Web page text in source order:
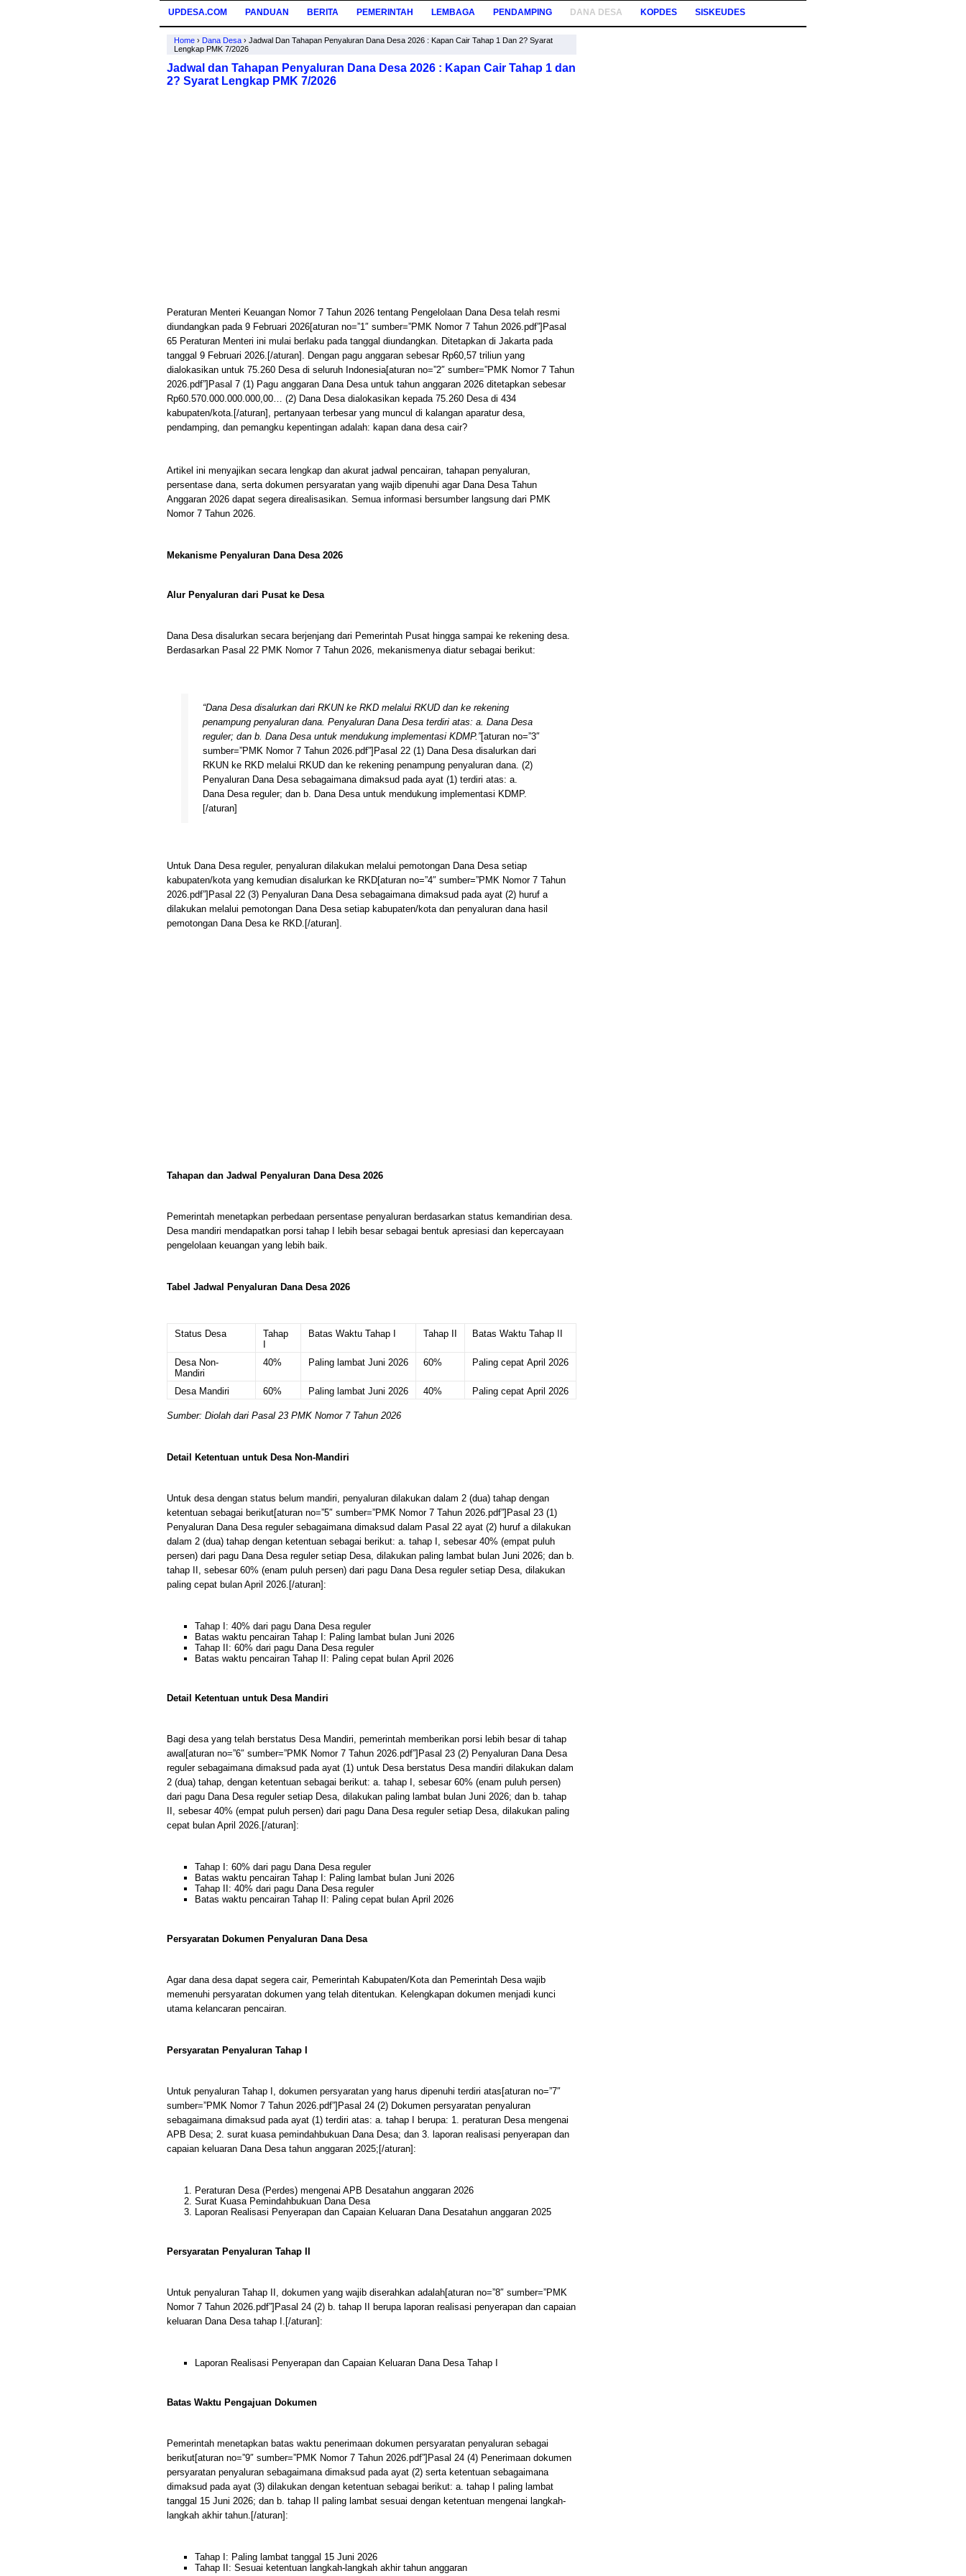
UPDESA.COM PANDUAN BERITA PEMERINTAH LEMBAGA PENDAMPING DANA DESA KOPDES SISKEUDES
Home › Dana Desa › Jadwal Dan Tahapan Penyaluran Dana Desa 2026 : Kapan Cair Tahap 1 Dan 2? Syarat
Lengkap PMK 7/2026
Jadwal dan Tahapan Penyaluran Dana Desa 2026 : Kapan Cair Tahap 1 dan
2? Syarat Lengkap PMK 7/2026
Peraturan Menteri Keuangan Nomor 7 Tahun 2026 tentang Pengelolaan Dana Desa telah resmi
diundangkan pada 9 Februari 2026[aturan no=”1″ sumber=”PMK Nomor 7 Tahun 2026.pdf”]Pasal
65 Peraturan Menteri ini mulai berlaku pada tanggal diundangkan. Ditetapkan di Jakarta pada
tanggal 9 Februari 2026.[/aturan]. Dengan pagu anggaran sebesar Rp60,57 triliun yang
dialokasikan untuk 75.260 Desa di seluruh Indonesia[aturan no=”2″ sumber=”PMK Nomor 7 Tahun
2026.pdf”]Pasal 7 (1) Pagu anggaran Dana Desa untuk tahun anggaran 2026 ditetapkan sebesar
Rp60.570.000.000.000,00… (2) Dana Desa dialokasikan kepada 75.260 Desa di 434
kabupaten/kota.[/aturan], pertanyaan terbesar yang muncul di kalangan aparatur desa,
pendamping, dan pemangku kepentingan adalah: kapan dana desa cair?
Artikel ini menyajikan secara lengkap dan akurat jadwal pencairan, tahapan penyaluran,
persentase dana, serta dokumen persyaratan yang wajib dipenuhi agar Dana Desa Tahun
Anggaran 2026 dapat segera direalisasikan. Semua informasi bersumber langsung dari PMK
Nomor 7 Tahun 2026.
Mekanisme Penyaluran Dana Desa 2026
Alur Penyaluran dari Pusat ke Desa
Dana Desa disalurkan secara berjenjang dari Pemerintah Pusat hingga sampai ke rekening desa.
Berdasarkan Pasal 22 PMK Nomor 7 Tahun 2026, mekanismenya diatur sebagai berikut:
“Dana Desa disalurkan dari RKUN ke RKD melalui RKUD dan ke rekening
penampung penyaluran dana. Penyaluran Dana Desa terdiri atas: a. Dana Desa
reguler; dan b. Dana Desa untuk mendukung implementasi KDMP.”[aturan no=”3″
sumber=”PMK Nomor 7 Tahun 2026.pdf”]Pasal 22 (1) Dana Desa disalurkan dari
RKUN ke RKD melalui RKUD dan ke rekening penampung penyaluran dana. (2)
Penyaluran Dana Desa sebagaimana dimaksud pada ayat (1) terdiri atas: a.
Dana Desa reguler; dan b. Dana Desa untuk mendukung implementasi KDMP.
[/aturan]
Untuk Dana Desa reguler, penyaluran dilakukan melalui pemotongan Dana Desa setiap
kabupaten/kota yang kemudian disalurkan ke RKD[aturan no=”4″ sumber=”PMK Nomor 7 Tahun
2026.pdf”]Pasal 22 (3) Penyaluran Dana Desa sebagaimana dimaksud pada ayat (2) huruf a
dilakukan melalui pemotongan Dana Desa setiap kabupaten/kota dan penyaluran dana hasil
pemotongan Dana Desa ke RKD.[/aturan].
Tahapan dan Jadwal Penyaluran Dana Desa 2026
Pemerintah menetapkan perbedaan persentase penyaluran berdasarkan status kemandirian desa.
Desa mandiri mendapatkan porsi tahap I lebih besar sebagai bentuk apresiasi dan kepercayaan
pengelolaan keuangan yang lebih baik.
Tabel Jadwal Penyaluran Dana Desa 2026
Status Desa
Tahap
Batas Waktu Tahap I Tahap II Batas Waktu Tahap II
Desa Non-
Mandiri
40% Paling lambat Juni 2026 60% Paling cepat April 2026
Desa Mandiri 60% Paling lambat Juni 2026 40% Paling cepat April 2026
Sumber: Diolah dari Pasal 23 PMK Nomor 7 Tahun 2026
Detail Ketentuan untuk Desa Non-Mandiri
Untuk desa dengan status belum mandiri, penyaluran dilakukan dalam 2 (dua) tahap dengan
ketentuan sebagai berikut[aturan no=”5″ sumber=”PMK Nomor 7 Tahun 2026.pdf”]Pasal 23 (1)
Penyaluran Dana Desa reguler sebagaimana dimaksud dalam Pasal 22 ayat (2) huruf a dilakukan
dalam 2 (dua) tahap dengan ketentuan sebagai berikut: a. tahap I, sebesar 40% (empat puluh
persen) dari pagu Dana Desa reguler setiap Desa, dilakukan paling lambat bulan Juni 2026; dan b.
tahap II, sebesar 60% (enam puluh persen) dari pagu Dana Desa reguler setiap Desa, dilakukan
paling cepat bulan April 2026.[/aturan]:
Tahap I: 40% dari pagu Dana Desa reguler
Batas waktu pencairan Tahap I: Paling lambat bulan Juni 2026
Tahap II: 60% dari pagu Dana Desa reguler
Batas waktu pencairan Tahap II: Paling cepat bulan April 2026
Detail Ketentuan untuk Desa Mandiri
Bagi desa yang telah berstatus Desa Mandiri, pemerintah memberikan porsi lebih besar di tahap
awal[aturan no=”6″ sumber=”PMK Nomor 7 Tahun 2026.pdf”]Pasal 23 (2) Penyaluran Dana Desa
reguler sebagaimana dimaksud pada ayat (1) untuk Desa berstatus Desa mandiri dilakukan dalam
2 (dua) tahap, dengan ketentuan sebagai berikut: a. tahap I, sebesar 60% (enam puluh persen)
dari pagu Dana Desa reguler setiap Desa, dilakukan paling lambat bulan Juni 2026; dan b. tahap
II, sebesar 40% (empat puluh persen) dari pagu Dana Desa reguler setiap Desa, dilakukan paling
cepat bulan April 2026.[/aturan]:
Tahap I: 60% dari pagu Dana Desa reguler
Batas waktu pencairan Tahap I: Paling lambat bulan Juni 2026
Tahap II: 40% dari pagu Dana Desa reguler
Batas waktu pencairan Tahap II: Paling cepat bulan April 2026
Persyaratan Dokumen Penyaluran Dana Desa
Agar dana desa dapat segera cair, Pemerintah Kabupaten/Kota dan Pemerintah Desa wajib
memenuhi persyaratan dokumen yang telah ditentukan. Kelengkapan dokumen menjadi kunci
utama kelancaran pencairan.
Persyaratan Penyaluran Tahap I
Untuk penyaluran Tahap I, dokumen persyaratan yang harus dipenuhi terdiri atas[aturan no=”7″
sumber=”PMK Nomor 7 Tahun 2026.pdf”]Pasal 24 (2) Dokumen persyaratan penyaluran
sebagaimana dimaksud pada ayat (1) terdiri atas: a. tahap I berupa: 1. peraturan Desa mengenai
APB Desa; 2. surat kuasa pemindahbukuan Dana Desa; dan 3. laporan realisasi penyerapan dan
capaian keluaran Dana Desa tahun anggaran 2025;[/aturan]:
Peraturan Desa (Perdes) mengenai APB Desatahun anggaran 2026
Surat Kuasa Pemindahbukuan Dana Desa
Laporan Realisasi Penyerapan dan Capaian Keluaran Dana Desatahun anggaran 2025
Persyaratan Penyaluran Tahap II
Untuk penyaluran Tahap II, dokumen yang wajib diserahkan adalah[aturan no=”8″ sumber=”PMK
Nomor 7 Tahun 2026.pdf”]Pasal 24 (2) b. tahap II berupa laporan realisasi penyerapan dan capaian
keluaran Dana Desa tahap I.[/aturan]:
Laporan Realisasi Penyerapan dan Capaian Keluaran Dana Desa Tahap I
Batas Waktu Pengajuan Dokumen
Pemerintah menetapkan batas waktu penerimaan dokumen persyaratan penyaluran sebagai
berikut[aturan no=”9″ sumber=”PMK Nomor 7 Tahun 2026.pdf”]Pasal 24 (4) Penerimaan dokumen
persyaratan penyaluran sebagaimana dimaksud pada ayat (2) serta ketentuan sebagaimana
dimaksud pada ayat (3) dilakukan dengan ketentuan sebagai berikut: a. tahap I paling lambat
tanggal 15 Juni 2026; dan b. tahap II paling lambat sesuai dengan ketentuan mengenai langkah-
langkah akhir tahun.[/aturan]:
Tahap I: Paling lambat tanggal 15 Juni 2026
Tahap II: Sesuai ketentuan langkah-langkah akhir tahun anggaran